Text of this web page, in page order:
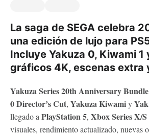
La saga de SEGA celebra
una edición de lujo para
Incluye Yakuza 0, Kiwami 1
gráficos 4K, escenas extra
Yakuza Series 20th Anniversary Bundle
0 Director’s Cut, Yakuza Kiwamiy
llegado a PlayStation 5, Xbox Series X/S
visuales, rendimiento actualizado, nuevas